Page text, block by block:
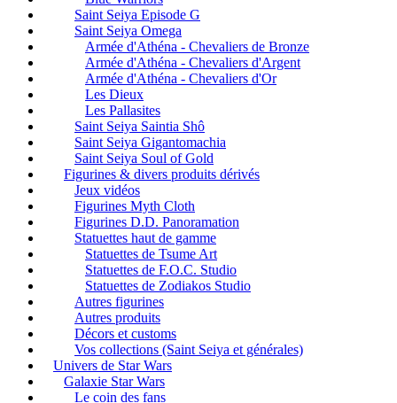
Saint Seiya Episode G
Saint Seiya Omega
Armée d'Athéna - Chevaliers de Bronze
Armée d'Athéna - Chevaliers d'Argent
Armée d'Athéna - Chevaliers d'Or
Les Dieux
Les Pallasites
Saint Seiya Saintia Shô
Saint Seiya Gigantomachia
Saint Seiya Soul of Gold
Figurines & divers produits dérivés
Jeux vidéos
Figurines Myth Cloth
Figurines D.D. Panoramation
Statuettes haut de gamme
Statuettes de Tsume Art
Statuettes de F.O.C. Studio
Statuettes de Zodiakos Studio
Autres figurines
Autres produits
Décors et customs
Vos collections (Saint Seiya et générales)
Univers de Star Wars
Galaxie Star Wars
Le coin des fans